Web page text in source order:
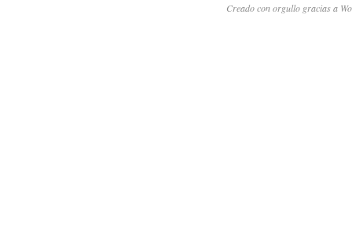
Creado con orgullo gracias a